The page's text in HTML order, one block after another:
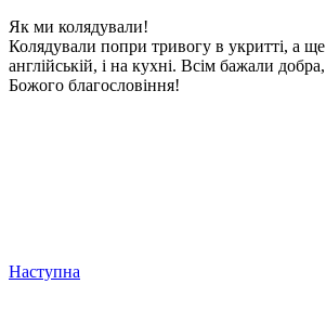
Як ми колядували!
Колядували попри тривогу в укритті, а
англійській, і на кухні. Всім бажали
Божого благословіння!
Наступна